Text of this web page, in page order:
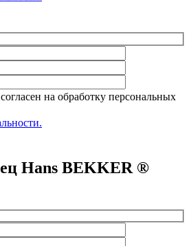
на обработку персональных
Hans BEKKER ®